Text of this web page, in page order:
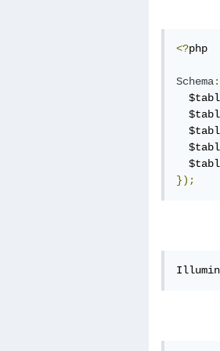
<?php
Schema
});